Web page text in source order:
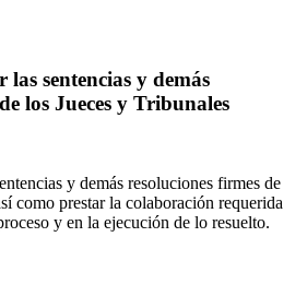
sentencias y demás
los Jueces y Tribunales
y demás resoluciones firmes de
como prestar la colaboración requerida
y en la ejecución de lo resuelto.